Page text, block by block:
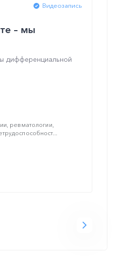
Видеозапись
– мы
дифференциальной
ревматологии,